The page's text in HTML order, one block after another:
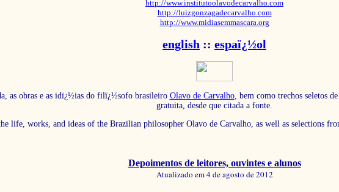
http://www.institutoolavodecarvalho.com
http://luizgonzagadecarvalho.com
http://www.midiasemmascara.org
english :: espaï¿½ol
as obras e as idï¿½ias do filï¿½sofo brasileiro Olavo de Carvalho, bem como trechos seletos
gratuita, desde que citada a fonte.
life, works, and ideas of the Brazilian philosopher Olavo de Carvalho, as well as selections
Depoimentos de leitores, ouvintes e alunos
Atualizado em 4 de agosto de 2012